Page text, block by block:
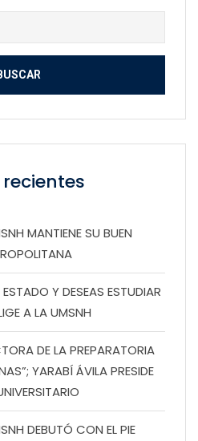
MANTIENE SU BUEN
Y DESEAS ESTUDIAR
A LA UMSNH
DE LA PREPARATORIA
YARABÍ ÁVILA PRESIDE
DEBUTÓ CON EL PIE